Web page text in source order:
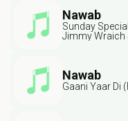
Nawab
Sunday
Jimmy Wraich
Nawab
Gaani Yaar Di